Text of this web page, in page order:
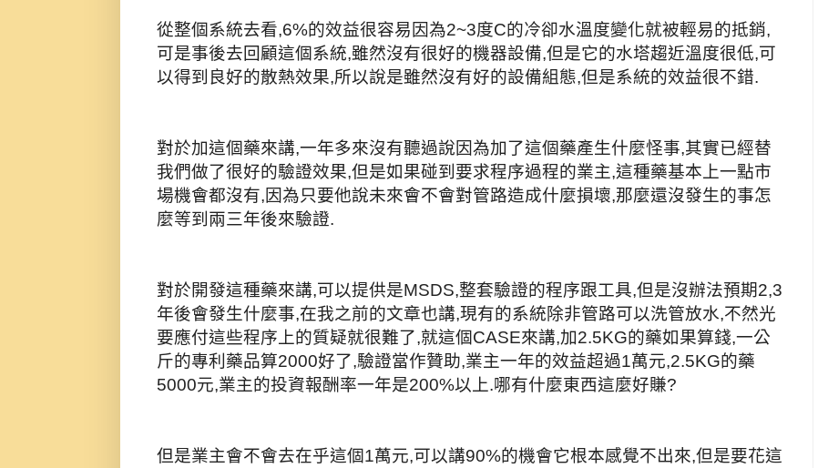
從整個系統去看,6%的效益很容易因為2~3度C的冷卻水溫度變化就被輕易的抵銷,
可是事後去回顧這個系統,雖然沒有很好的機器設備,但是它的水塔趨近溫度很低,可
以得到良好的散熱效果,所以說是雖然沒有好的設備組態,但是系統的效益很不錯.
對於加這個藥來講,一年多來沒有聽過說因為加了這個藥產生什麼怪事,其實已經替
我們做了很好的驗證效果,但是如果碰到要求程序過程的業主,這種藥基本上一點市
場機會都沒有,因為只要他說未來會不會對管路造成什麼損壞,那麼還沒發生的事怎
麼等到兩三年後來驗證.
對於開發這種藥來講,可以提供是MSDS,整套驗證的程序跟工具,但是沒辦法預期2,3
年後會發生什麼事,在我之前的文章也講,現有的系統除非管路可以洗管放水,不然光
要應付這些程序上的質疑就很難了,就這個CASE來講,加2.5KG的藥如果算錢,一公
斤的專利藥品算2000好了,驗證當作贊助,業主一年的效益超過1萬元,2.5KG的藥
5000元,業主的投資報酬率一年是200%以上.哪有什麼東西這麼好賺?
但是業主會不會去在乎這個1萬元,可以講90%的機會它根本感覺不出來,但是要花這